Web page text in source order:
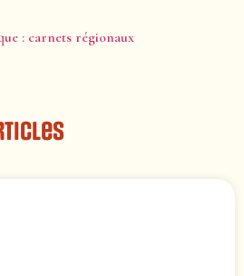
: carnets régionaux